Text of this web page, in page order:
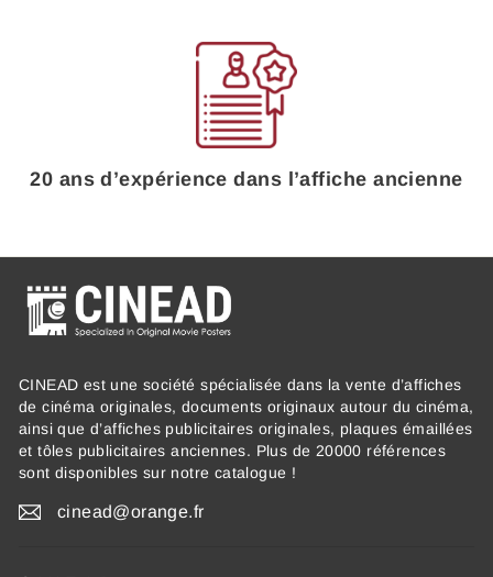
20 ans d’expérience dans l’affiche ancienne
CINEAD est une société spécialisée dans la vente d’affiches
de cinéma originales, documents originaux autour du cinéma,
ainsi que d’affiches publicitaires originales, plaques émaillées
et tôles publicitaires anciennes. Plus de 20000 références
sont disponibles sur notre catalogue !
cinead@orange.fr